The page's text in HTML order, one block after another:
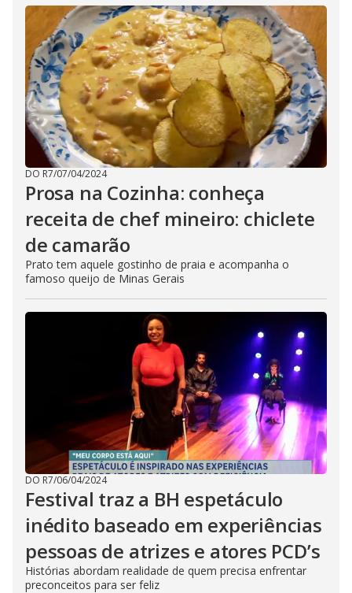
DO R7/07/04/2024
Prosa na Cozinha: conheça
receita de chef mineiro: chiclete
de camarão
Prato tem aquele gostinho de praia e acompanha o
famoso queijo de Minas Gerais
DO R7/06/04/2024
Festival traz a BH espetáculo
inédito baseado em experiências
pessoas de atrizes e atores PCD’s
Histórias abordam realidade de quem precisa enfrentar
preconceitos para ser feliz